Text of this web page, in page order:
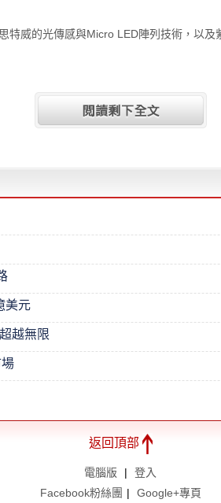
威的光傳感與Micro LED陣列技術，以
美元
越無限
返回頂部
電腦版 |
登入
Facebook粉絲團 | Google+專頁